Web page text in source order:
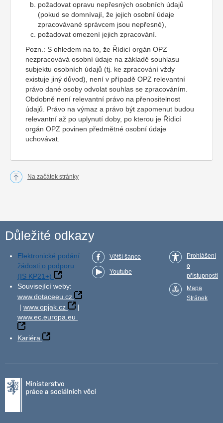
požadovat opravu nepřesných osobních údajů
(pokud se domnívají, že jejich osobní údaje
zpracovávané správcem jsou nepřesné),
požadovat omezení jejich zpracování.
Pozn.: S ohledem na to, že Řídicí orgán OPZ
nezpracovává osobní údaje na základě souhlasu
subjektu osobních údajů (tj. ke zpracování vždy
existuje jiný důvod), není v případě OPZ relevantní
právo dané osoby odvolat souhlas se zpracováním.
Obdobně není relevantní právo na přenositelnost
údajů. Právo na výmaz a právo být zapomenut budou
relevantní až po uplynutí doby, po kterou je Řídicí
orgán OPZ povinen předmětné osobní údaje
uchovávat.
Na začátek stránky
Důležité odkazy
Elektronické podání
žádosti o podporu
(IS KP21+)
Související weby:
www.dotaceeu.cz
| www.opjak.cz
|
www.ec.europa.eu
Kariéra
Větší šance
Youtube
Prohlášení
o
přístupnosti
Mapa
Stránek